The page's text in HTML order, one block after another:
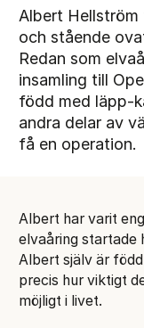
Albert
och stående
Redan som
insamling till
född med läpp-
andra delar av
få en operation.
Albert har varit
elvaåring startade
Albert själv är
precis hur viktigt
möjligt i livet.